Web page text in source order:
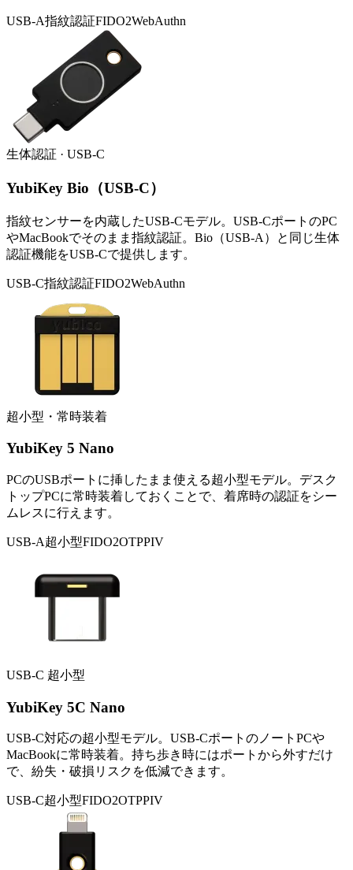
USB-A指紋認証FIDO2WebAuthn
生体認証 · USB-C
YubiKey Bio（USB-C）
指紋センサーを内蔵したUSB-Cモデル。USB-CポートのPC
やMacBookでそのまま指紋認証。Bio（USB-A）と同じ生体
認証機能をUSB-Cで提供します。
USB-C指紋認証FIDO2WebAuthn
超小型・常時装着
YubiKey 5 Nano
PCのUSBポートに挿したまま使える超小型モデル。デスク
トップPCに常時装着しておくことで、着席時の認証をシー
ムレスに行えます。
USB-A超小型FIDO2OTPPIV
USB-C 超小型
YubiKey 5C Nano
USB-C対応の超小型モデル。USB-CポートのノートPCや
MacBookに常時装着。持ち歩き時にはポートから外すだけ
で、紛失・破損リスクを低減できます。
USB-C超小型FIDO2OTPPIV